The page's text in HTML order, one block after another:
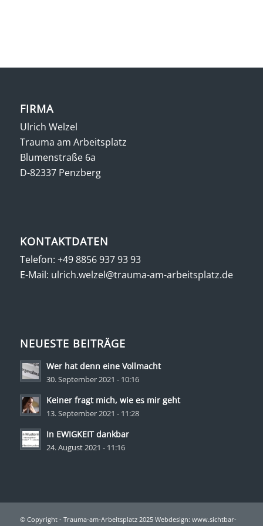
FIRMA
Ulrich Welzel
Trauma am Arbeitsplatz
Blumenstraße 6a
D-82337 Penzberg
KONTAKTDATEN
Telefon: +49 8856 937 93 93
E-Mail: ulrich.welzel@trauma-am-arbeitsplatz.de
NEUESTE BEITRÄGE
Wer hat denn eine Vollmacht
30. September 2021 - 10:16
Keiner fragt mich, wie es mir geht
13. September 2021 - 11:28
In EWIGKEIT dankbar
24. August 2021 - 11:16
© Copyright - Trauma-am-Arbeitsplatz 2025 Webdesign: www.sichtbar-